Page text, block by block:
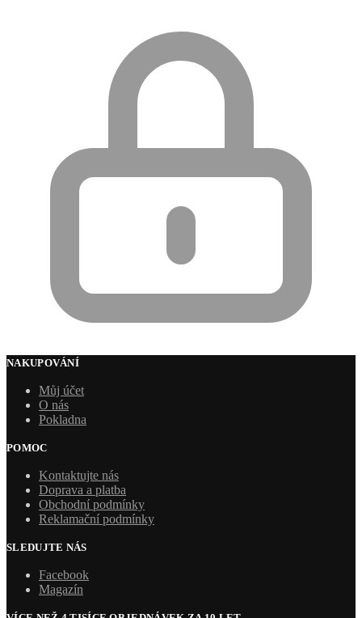
NAKUPOVÁNÍ
Můj účet
O nás
Pokladna
POMOC
Kontaktujte nás
Doprava a platba
Obchodní podmínky
Reklamační podmínky
SLEDUJTE NÁS
Facebook
Magazín